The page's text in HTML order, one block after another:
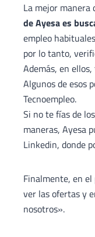
La mejor manera
de Ayesa es
empleo
por lo tanto,
Además, en
Algunos de esos
Tecnoempleo.
Si no te fías de
maneras, Ayesa
Linkedin, donde
Finalmente, en el
ver las ofertas y
nosotros».